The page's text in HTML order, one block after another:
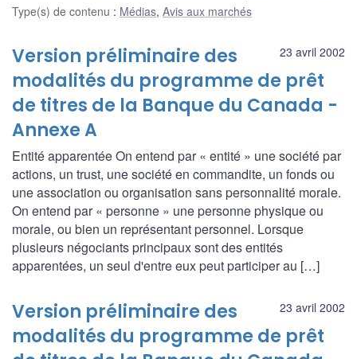
Type(s) de contenu : Médias, Avis aux marchés
23 avril 2002
Version préliminaire des
modalités du programme de prêt
de titres de la Banque du Canada -
Annexe A
Entité apparentée On entend par « entité » une société par
actions, un trust, une société en commandite, un fonds ou
une association ou organisation sans personnalité morale.
On entend par « personne » une personne physique ou
morale, ou bien un représentant personnel. Lorsque
plusieurs négociants principaux sont des entités
apparentées, un seul d'entre eux peut participer au […]
23 avril 2002
Version préliminaire des
modalités du programme de prêt